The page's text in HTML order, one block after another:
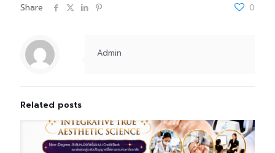
Share 0
Admin
Related posts